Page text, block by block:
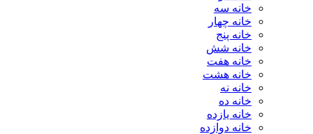
خانه سه
خانه چهار
خانه پنج
خانه شش
خانه هفت
خانه هشت
خانه نه
خانه ده
خانه یازده
خانه دوازده